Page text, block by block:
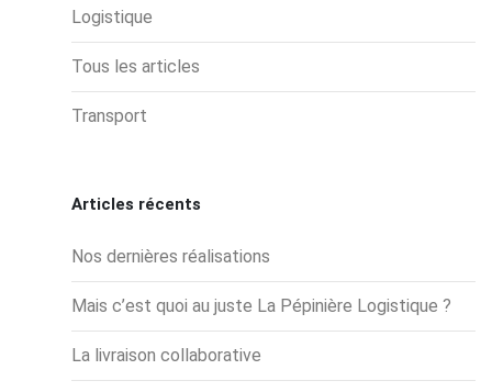
Logistique
Tous les articles
Transport
Articles récents
Nos dernières réalisations
Mais c’est quoi au juste La Pépinière Logistique ?
La livraison collaborative